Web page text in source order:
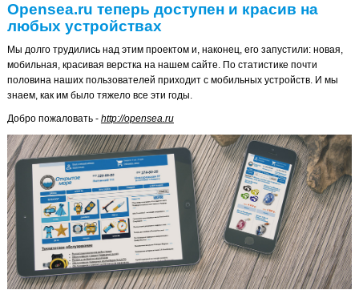
Opensea.ru теперь доступен и красив на
любых устройствах
Мы долго трудились над этим проектом и, наконец, его запустили: новая,
мобильная, красивая верстка на нашем сайте. По статистике почти
половина наших пользователей приходит с мобильных устройств. И мы
знаем, как им было тяжело все эти годы.
Добро пожаловать - http://opensea.ru